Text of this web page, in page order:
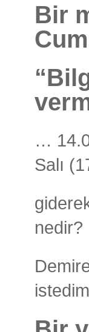
Bir
…
Salı
nedir?